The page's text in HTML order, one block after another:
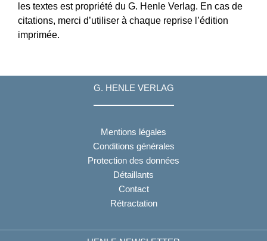
les textes est propriété du G. Henle Verlag. En cas de
citations, merci d’utiliser à chaque reprise l’édition
imprimée.
G. HENLE VERLAG
Mentions légales
Conditions générales
Protection des données
Détaillants
Contact
Rétractation